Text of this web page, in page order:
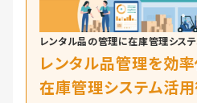
レンタル品の管理に在庫管理システ
レンタル品管理を効
在庫管理システム活